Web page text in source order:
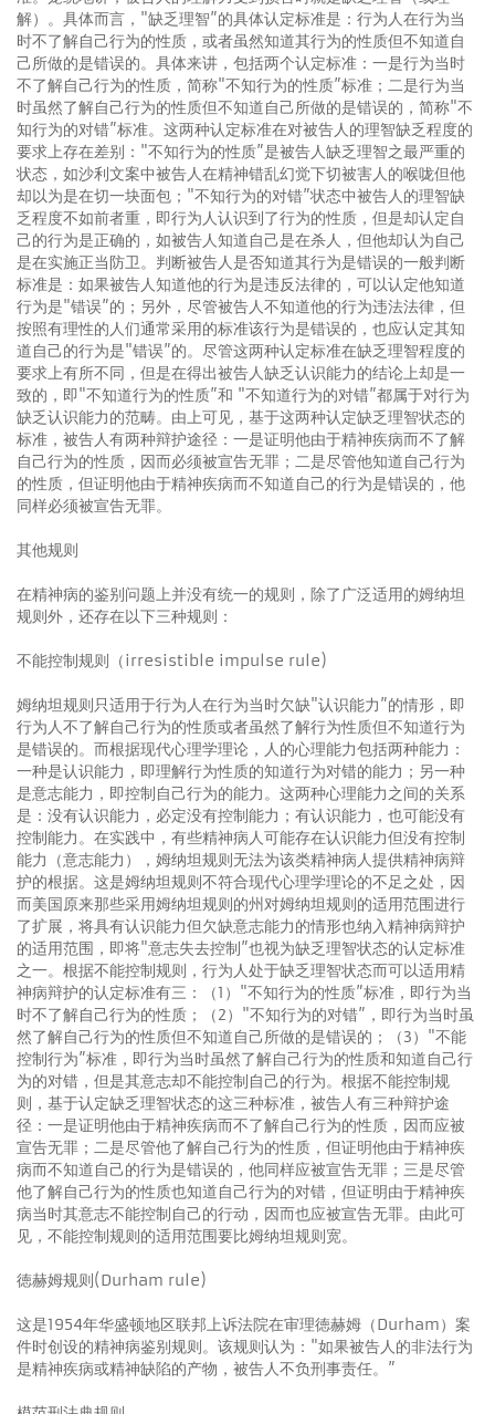
解）。具体而言，"缺乏理智”的具体认定标准是：行为人在行为当
时不了解自己行为的性质，或者虽然知道其行为的性质但不知道自
己所做的是错误的。具体来讲，包括两个认定标准：一是行为当时
不了解自己行为的性质，简称"不知行为的性质”标准；二是行为当
时虽然了解自己行为的性质但不知道自己所做的是错误的，简称"不
知行为的对错”标准。这两种认定标准在对被告人的理智缺乏程度的
要求上存在差别："不知行为的性质”是被告人缺乏理智之最严重的
状态，如沙利文案中被告人在精神错乱幻觉下切被害人的喉咙但他
却以为是在切一块面包；"不知行为的对错”状态中被告人的理智缺
乏程度不如前者重，即行为人认识到了行为的性质，但是却认定自
己的行为是正确的，如被告人知道自己是在杀人，但他却认为自己
是在实施正当防卫。判断被告人是否知道其行为是错误的一般判断
标准是：如果被告人知道他的行为是违反法律的，可以认定他知道
行为是"错误”的；另外，尽管被告人不知道他的行为违法法律，但
按照有理性的人们通常采用的标准该行为是错误的，也应认定其知
道自己的行为是"错误”的。尽管这两种认定标准在缺乏理智程度的
要求上有所不同，但是在得出被告人缺乏认识能力的结论上却是一
致的，即"不知道行为的性质”和 "不知道行为的对错”都属于对行为
缺乏认识能力的范畴。由上可见，基于这两种认定缺乏理智状态的
标准，被告人有两种辩护途径：一是证明他由于精神疾病而不了解
自己行为的性质，因而必须被宣告无罪；二是尽管他知道自己行为
的性质，但证明他由于精神疾病而不知道自己的行为是错误的，他
同样必须被宣告无罪。
其他规则
在精神病的鉴别问题上并没有统一的规则，除了广泛适用的姆纳坦
规则外，还存在以下三种规则：
不能控制规则（irresistible impulse rule)
姆纳坦规则只适用于行为人在行为当时欠缺"认识能力”的情形，即
行为人不了解自己行为的性质或者虽然了解行为性质但不知道行为
是错误的。而根据现代心理学理论，人的心理能力包括两种能力：
一种是认识能力，即理解行为性质的知道行为对错的能力；另一种
是意志能力，即控制自己行为的能力。这两种心理能力之间的关系
是：没有认识能力，必定没有控制能力；有认识能力，也可能没有
控制能力。在实践中，有些精神病人可能存在认识能力但没有控制
能力（意志能力），姆纳坦规则无法为该类精神病人提供精神病辩
护的根据。这是姆纳坦规则不符合现代心理学理论的不足之处，因
而美国原来那些采用姆纳坦规则的州对姆纳坦规则的适用范围进行
了扩展，将具有认识能力但欠缺意志能力的情形也纳入精神病辩护
的适用范围，即将"意志失去控制”也视为缺乏理智状态的认定标准
之一。根据不能控制规则，行为人处于缺乏理智状态而可以适用精
神病辩护的认定标准有三：（1）"不知行为的性质”标准，即行为当
时不了解自己行为的性质；（2）"不知行为的对错”，即行为当时虽
然了解自己行为的性质但不知道自己所做的是错误的；（3）"不能
控制行为”标准，即行为当时虽然了解自己行为的性质和知道自己行
为的对错，但是其意志却不能控制自己的行为。根据不能控制规
则，基于认定缺乏理智状态的这三种标准，被告人有三种辩护途
径：一是证明他由于精神疾病而不了解自己行为的性质，因而应被
宣告无罪；二是尽管他了解自己行为的性质，但证明他由于精神疾
病而不知道自己的行为是错误的，他同样应被宣告无罪；三是尽管
他了解自己行为的性质也知道自己行为的对错，但证明由于精神疾
病当时其意志不能控制自己的行动，因而也应被宣告无罪。由此可
见，不能控制规则的适用范围要比姆纳坦规则宽。
徳赫姆规则(Durham rule)
这是1954年华盛顿地区联邦上诉法院在审理徳赫姆（Durham）案
件时创设的精神病鉴别规则。该规则认为："如果被告人的非法行为
是精神疾病或精神缺陷的产物，被告人不负刑事责任。”